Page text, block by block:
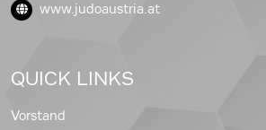
www.judoaustria.at
QUICK LINKS
Vorstand